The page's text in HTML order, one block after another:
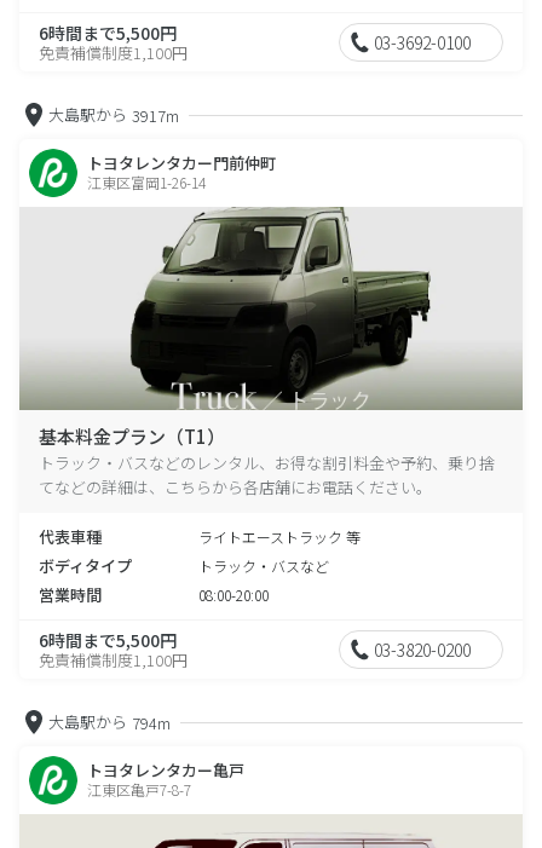
6時間まで5,500円
免責補償制度1,100円 03-3692-0100
大島駅から 3917m
トヨタレンタカー門前仲町
江東区富岡1-26-14
基本料金プラン（T1）
トラック・バスなどのレンタル、お得な割引料金や予約、乗り捨
てなどの詳細は、こちらから各店舗にお電話ください。
代表車種 ライトエーストラック 等
ボディタイプ トラック・バスなど
営業時間 08:00-20:00
6時間まで5,500円
免責補償制度1,100円 03-3820-0200
大島駅から 794m
トヨタレンタカー亀戸
江東区亀戸7-8-7